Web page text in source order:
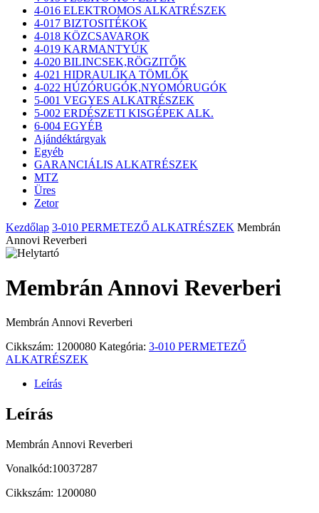
4-016 ELEKTROMOS ALKATRÉSZEK
4-017 BIZTOSITÉKOK
4-018 KÖZCSAVAROK
4-019 KARMANTYÚK
4-020 BILINCSEK,RÖGZITŐK
4-021 HIDRAULIKA TÖMLŐK
4-022 HÚZÓRUGÓK,NYOMÓRUGÓK
5-001 VEGYES ALKATRÉSZEK
5-002 ERDÉSZETI KISGÉPEK ALK.
6-004 EGYÉB
Ajándéktárgyak
Egyéb
GARANCIÁLIS ALKATRÉSZEK
MTZ
Üres
Zetor
Kezdőlap 3-010 PERMETEZŐ ALKATRÉSZEK Membrán
Annovi Reverberi
Membrán Annovi Reverberi
Membrán Annovi Reverberi
Cikkszám: 1200080 Kategória: 3-010 PERMETEZŐ
ALKATRÉSZEK
Leírás
Leírás
Membrán Annovi Reverberi
Vonalkód:10037287
Cikkszám: 1200080